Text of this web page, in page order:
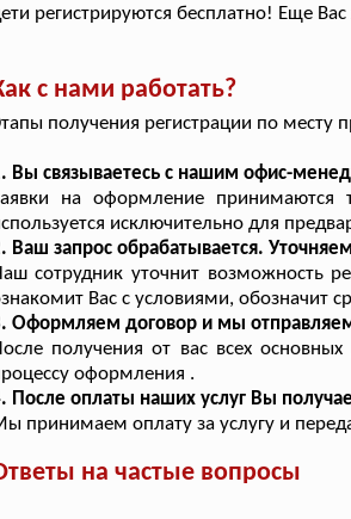
регистрируются бесплатно! Еще
с нами работать?
получения регистрации по месту
Вы связываетесь с нашим офис-
на оформление принимаются
исключительно для
Ваш запрос обрабатывается.
сотрудник уточнит возможность
Вас с условиями, обозначит
Оформляем договор и мы
получения от вас всех
оформления .
После оплаты наших услуг Вы
принимаем оплату за услугу и
на частые вопросы